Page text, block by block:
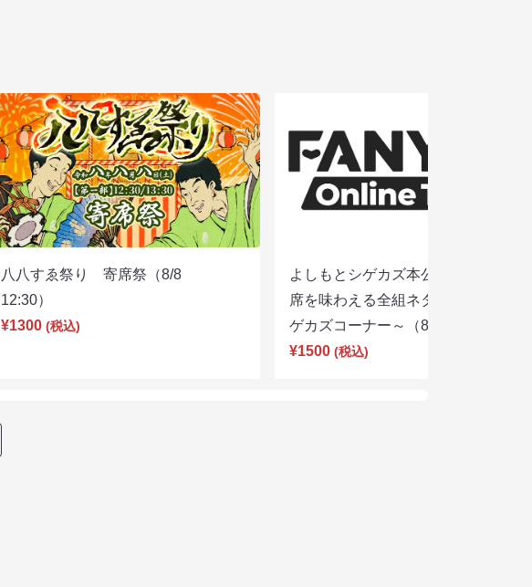
八八すゑ祭り 寄席祭（8/8
12:30）
¥1300 (税込)
よしもとシゲカズ本公演～本気の寄
席を味わえる全組ネタと大阪名物シ
ゲカズコーナー～（8/8 13:30）
¥1500 (税込)